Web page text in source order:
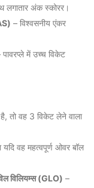
लगातार अंक स्कोरर।
– विश्वसनीय एंकर
पावरप्ले में उच्च विकेट
तो वह 3 विकेट लेने वाला
वह महत्वपूर्ण ओवर बॉल
विलियम्स (GLO) –